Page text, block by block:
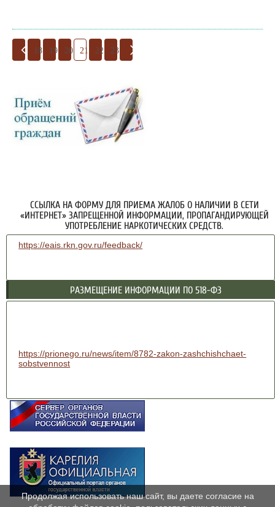
18 19 20 21 22 23
ССЫЛКА НА ФОРМУ ДЛЯ ПРИЕМА ЖАЛОБ О НАЛИЧИИ В СЕТИ
«ИНТЕРНЕТ» ЗАПРЕЩЕННОЙ ИНФОРМАЦИИ, ПРОПАГАНДИРУЮЩЕЙ
УПОТРЕБЛЕНИЕ НАРКОТИЧЕСКИХ СРЕДСТВ.
https://eais.rkn.gov.ru/feedback/
РАЗМЕЩЕНИЕ ИНФОРМАЦИИ ПО 518-ФЗ
https://prionego.ru/news/item/8782-zakon-zashchishchaet-
sobstvennost
Продолжая использовать наш сайт, вы даете согласие на